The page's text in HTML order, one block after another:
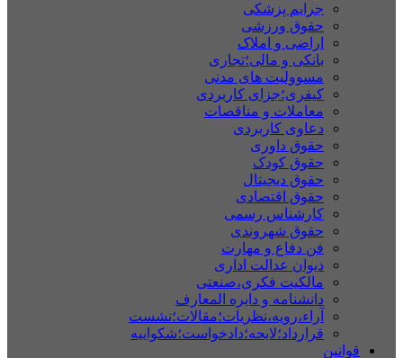
جرایم پزشکی
حقوق ورزشی
اراضی و املاک
بانکی و مالی؛تجاری
مسوولیت های مدنی
کیفری؛جزای کاربردی
معاملات و مناقصات
دعاوی کاربردی
حقوق داوری
حقوق کودک
حقوق دیجیتال
حقوق اقتصادی
کارشناس رسمی
حقوق شهروندی
فن دفاع و مهارت
دیوان عدالت اداری
مالکیت فکری،صنعتی
دانشنامه و دایره المعارف
آراء،رویه،نظریات؛مقالات؛نشست
قرارداد؛لایحه؛دادخواست؛شکواییه
قوانین